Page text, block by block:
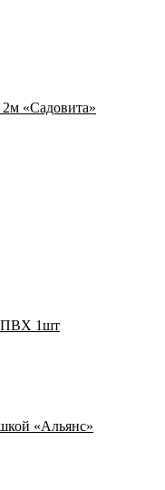
«Садовита»
ПВХ 1шт
«Альянс»